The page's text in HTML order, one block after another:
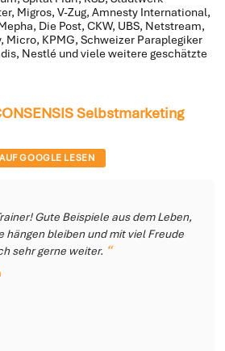
Migros, V-Zug, Amnesty International,
Die Post, CKW, UBS, Netstream,
Micro, KPMG, Schweizer Paraplegiker
Nestlé und viele weitere geschätzte
Selbstmarketing
GOOGLE LESEN
Gute Beispiele aus dem Leben,
hängen bleiben und mit viel Freude
sehr gerne weiter.